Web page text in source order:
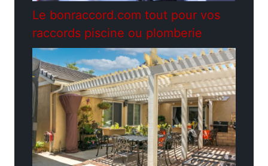
Le bonraccord.com tout pour vos
raccords piscine ou plomberie